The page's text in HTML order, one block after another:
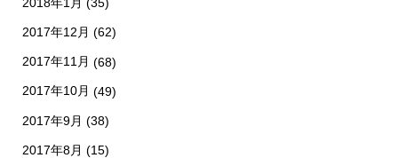
2017年12月 (62)
2017年11月 (68)
2017年10月 (49)
2017年9月 (38)
2017年8月 (15)